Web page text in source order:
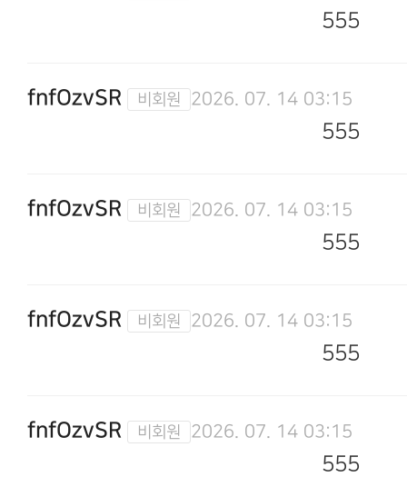
555
fnfOzvSR 2026. 07. 14 03:15
555
fnfOzvSR 2026. 07. 14 03:15
555
fnfOzvSR 2026. 07. 14 03:15
555
fnfOzvSR 2026. 07. 14 03:15
555